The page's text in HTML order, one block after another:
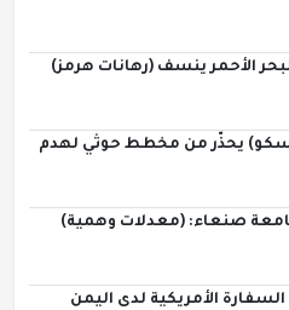
الأحمر ينسف (رهانات هرمز)
يحذّر من مخطط حوثي لهدم
صنعاء: (معدلات وهمية)
الأمريكية لدى اليمن